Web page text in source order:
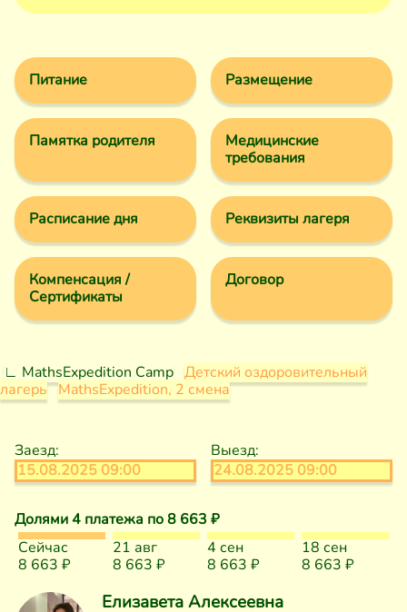
Питание Размещение
Памятка родителя
Медицинские
требования
Расписание дня Реквизиты лагеря
Компенсация /
Сертификаты
Договор
∟ MathsExpedition Camp Детский оздоровительный
лагерь
MathsExpedition, 2 смена
Заезд:
15.08.2025 09:00
Выезд:
24.08.2025 09:00
Долями 4 платежа по 8 663 ₽
Сейчас
8 663 ₽
21 авг
8 663 ₽
4 сен
8 663 ₽
18 сен
8 663 ₽
Елизавета Алексеевна